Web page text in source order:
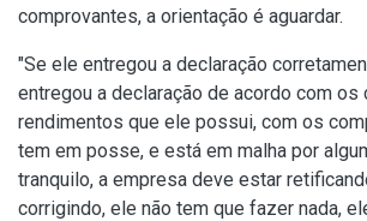
comprovantes, a orientação é aguardar.
"Se ele entregou a declaração
entregou a declaração de acordo com os
rendimentos que ele possui, com os
tem em posse, e está em malha por
tranquilo, a empresa deve estar
corrigindo, ele não tem que fazer nada,